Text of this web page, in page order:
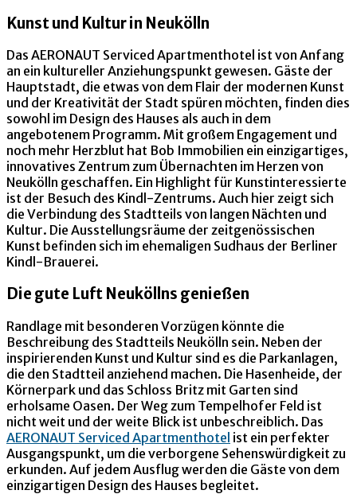
Kunst und Kultur in Neukölln
Das AERONAUT Serviced Apartmenthotel ist von Anfang
an ein kultureller Anziehungspunkt gewesen. Gäste der
Hauptstadt, die etwas von dem Flair der modernen Kunst
und der Kreativität der Stadt spüren möchten, finden dies
sowohl im Design des Hauses als auch in dem
angebotenem Programm. Mit großem Engagement und
noch mehr Herzblut hat Bob Immobilien ein einzigartiges,
innovatives Zentrum zum Übernachten im Herzen von
Neukölln geschaffen. Ein Highlight für Kunstinteressierte
ist der Besuch des Kindl-Zentrums. Auch hier zeigt sich
die Verbindung des Stadtteils von langen Nächten und
Kultur. Die Ausstellungsräume der zeitgenössischen
Kunst befinden sich im ehemaligen Sudhaus der Berliner
Kindl-Brauerei.
Die gute Luft Neuköllns genießen
Randlage mit besonderen Vorzügen könnte die
Beschreibung des Stadtteils Neukölln sein. Neben der
inspirierenden Kunst und Kultur sind es die Parkanlagen,
die den Stadtteil anziehend machen. Die Hasenheide, der
Körnerpark und das Schloss Britz mit Garten sind
erholsame Oasen. Der Weg zum Tempelhofer Feld ist
nicht weit und der weite Blick ist unbeschreiblich. Das
AERONAUT Serviced Apartmenthotel ist ein perfekter
Ausgangspunkt, um die verborgene Sehenswürdigkeit zu
erkunden. Auf jedem Ausflug werden die Gäste von dem
einzigartigen Design des Hauses begleitet.